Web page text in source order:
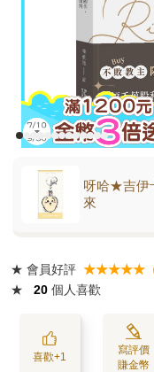
呀哈★吉伊
來
★ 會員好評 ★★★★★（
★
20 個人喜歡
喜歡+1
寫評價
賺金幣